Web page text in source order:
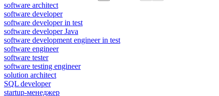
software architect
software developer
software developer in test
software developer Java
software development engineer in test
software engineer
software tester
software testing engineer
solution architect
SQL developer
startup-менеджер